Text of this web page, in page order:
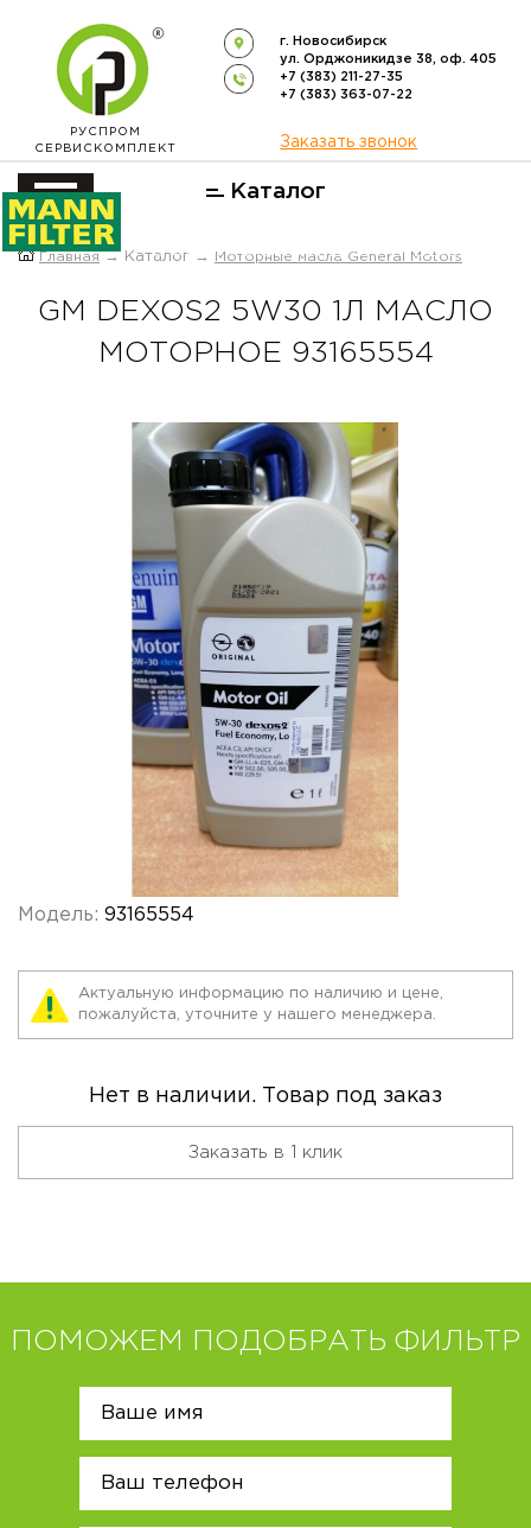
РУСПРОМ
СЕРВИСКОМПЛЕКТ
г. Новосибирск
ул. Орджоникидзе 38, оф. 405
+7 (383) 211-27-35
+7 (383) 363-07-22
Заказать звонок
Каталог
ОФИЦИАЛЬНЫЙ ДИСТРИБЬЮТОР
Главная → Каталог → Моторные масла General Motors
GM DEXOS2 5W30 1Л МАСЛО
МОТОРНОЕ 93165554
Модель: 93165554
Актуальную информацию по наличию и цене,
пожалуйста, уточните у нашего менеджера.
Нет в наличии. Товар под заказ
Заказать в 1 клик
ПОМОЖЕМ ПОДОБРАТЬ ФИЛЬТР